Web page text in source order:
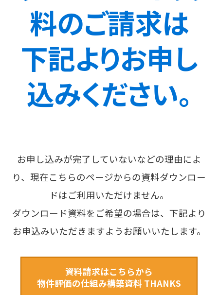
物件評価の仕組み構築
コラム
会社情報
ごあいさつ
仲介業者様へ
物件情報を紹介する
料のご請求は
下記よりお申し
込みください。
お申し込みが完了していないなどの理由によ
り、現在こちらのページからの資料ダウンロー
ドはご利用いただけません。
ダウンロード資料をご希望の場合は、下記より
お申込みいただきますようお願いいたします。
資料請求はこちらから
物件評価の仕組み構築資料 THANKS